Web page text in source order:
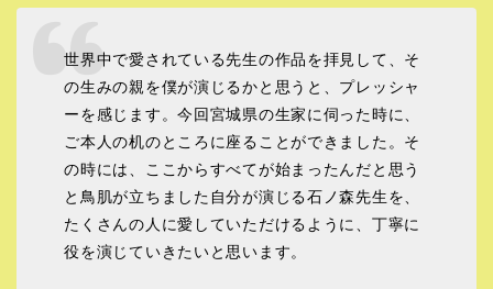
世界中で愛されている先生の作品を拝見して、そ
の生みの親を僕が演じるかと思うと、プレッシャ
ーを感じます。今回宮城県の生家に伺った時に、
ご本人の机のところに座ることができました。そ
の時には、ここからすべてが始まったんだと思う
と鳥肌が立ちました自分が演じる石ノ森先生を、
たくさんの人に愛していただけるように、丁寧に
役を演じていきたいと思います。